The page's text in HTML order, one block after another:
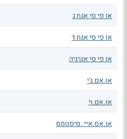
או פי סי אגח ג
או פי סי אגח ד
או פי סי אנרגיה
או.אם.ג'י
או.אם.וי
או.אס.איי. סיסטמס